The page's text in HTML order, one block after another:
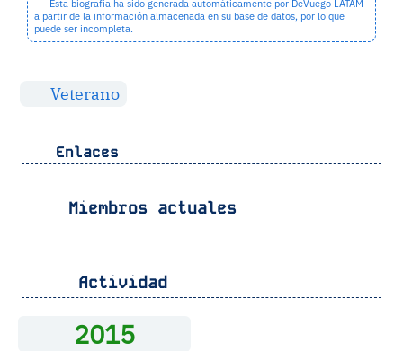
Esta biografía ha sido generada automáticamente por DeVuego LATAM
a partir de la información almacenada en su base de datos, por lo que
puede ser incompleta.
Veterano
Enlaces
Miembros actuales
Actividad
2015